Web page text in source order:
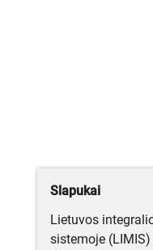
Slapukai
Lietuvos
sistemoje